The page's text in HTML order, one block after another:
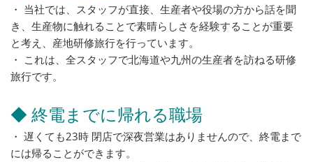
・ 当社では、スタッフが直接、生産者や役場の方から話を聞
き、生産物に触れることで素晴らしさを経験することが重要
と考え、産地研修旅行を行っています。
・ これは、全スタッフで北海道や九州の生産者を訪ねる研修
旅行です。
◆ 終電までに帰れる職場
・ 遅くても23時 閉店で深夜営業はありませんので、終電まで
には帰ることができます。